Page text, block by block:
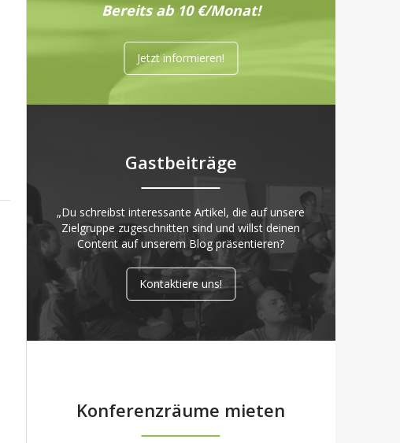
Bereits ab 10 €/Monat!
Jetzt informieren!
Gastbeiträge
„Du schreibst interessante Artikel, die auf unsere
Zielgruppe zugeschnitten sind und willst deinen
Content auf unserem Blog präsentieren?
Kontaktiere uns!
Konferenzräume mieten